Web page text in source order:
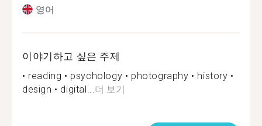
영어
이야기하고 싶은 주제
• reading • psychology • photography • history •
design • digital... 더 보기